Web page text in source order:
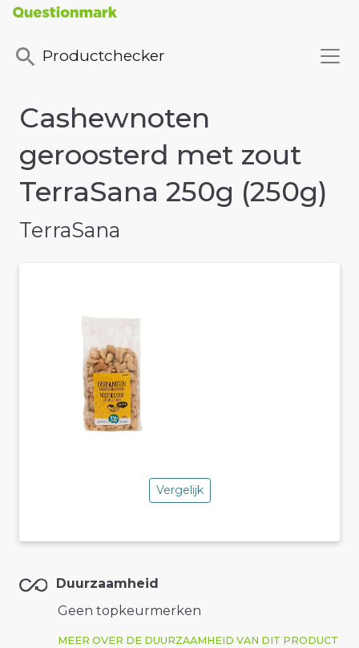
Productchecker
Cashewnoten
geroosterd met zout
TerraSana 250g (250g)
TerraSana
Vergelijk
Duurzaamheid
Geen topkeurmerken
MEER OVER DE DUURZAAMHEID VAN DIT PRODUCT